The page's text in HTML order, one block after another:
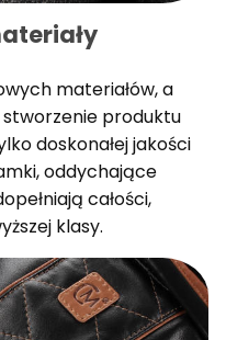
materiałów, a
produktu
doskonałej jakości
oddychające
całości,
klasy.